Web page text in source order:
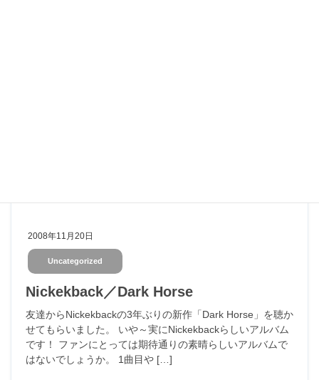
2008年11月20日
Uncategorized
Nickekback／Dark Horse
友達からNickekbackの3年ぶりの新作「Dark Horse」を聴か
せてもらいました。 いや～実にNickekbackらしいアルバム
です！ ファンにとっては期待通りの素晴らしいアルバムで
はないでしょうか。 1曲目や […]